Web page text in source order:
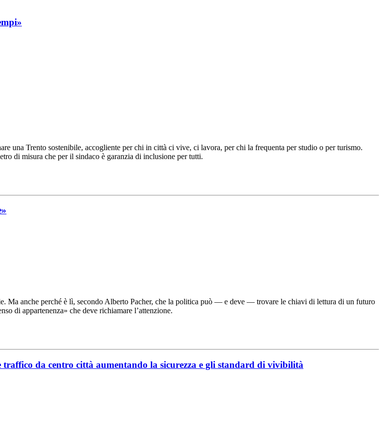
una Trento sostenibile, accogliente per chi in città ci vive, ci lavora, per chi la frequenta per studio o per turismo.
di misura che per il sindaco è garanzia di inclusione per tutti.
Ma anche perché è lì, secondo Alberto Pacher, che la politica può — e deve — trovare le chiavi di lettura di un futuro
di appartenenza» che deve richiamare l’attenzione.
da centro città aumentando la sicurezza e gli standard di vivibilità